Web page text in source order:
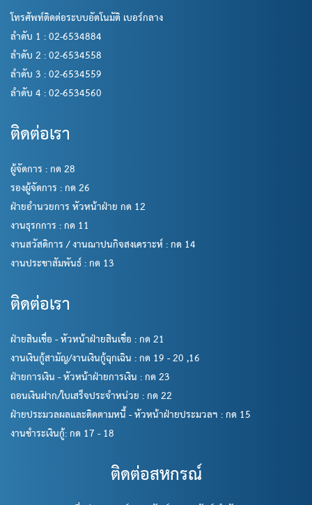
โทรศัพท์ติดต่อระบบอัตโนมัติ เบอร์กลาง
ลำดับ 1 : 02-6534884
ลำดับ 2 : 02-6534558
ลำดับ 3 : 02-6534559
ลำดับ 4 : 02-6534560
ติดต่อเรา
ผู้จัดการ : กด 28
รองผู้จัดการ : กด 26
ฝ่ายอำนวยการ หัวหน้าฝ่าย กด 12
งานธุรกการ : กด 11
งานสวัสดิการ / งานฌาปนกิจสงเคราะห์ : กด 14
งานประชาสัมพันธ์ : กด 13
ติดต่อเรา
ฝ่ายสินเชื่อ - หัวหน้าฝ่ายสินเชื่อ : กด 21
งานเงินกู้สามัญ/งานเงินกู้ฉุกเฉิน : กด 19 - 20 ,16
ฝ่ายการเงิน - หัวหน้าฝ่ายการเงิน : กด 23
ถอนเงินฝาก/ใบเสร็จประจำหน่วย : กด 22
ฝ่ายประมวลผลและติดตามหนี้ - หัวหน้าฝ่ายประมวลฯ : กด 15
งานชำระเงินกู้: กด 17 - 18
ติดต่อสหกรณ์